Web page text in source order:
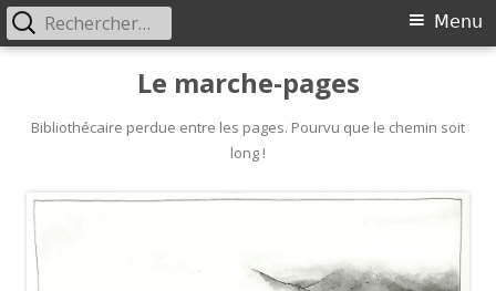
content
Le marche-pages
Bibliothécaire perdue entre les pages. Pourvu que le chemin soit
long !
Primary
Menu
Rechercher :